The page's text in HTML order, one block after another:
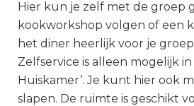
Hier kun je zelf met de groep
kookworkshop volgen of een
het diner heerlijk voor je
Zelfservice is alleen mogelijk in
Huiskamer’. Je kunt hier ook
slapen. De ruimte is geschikt